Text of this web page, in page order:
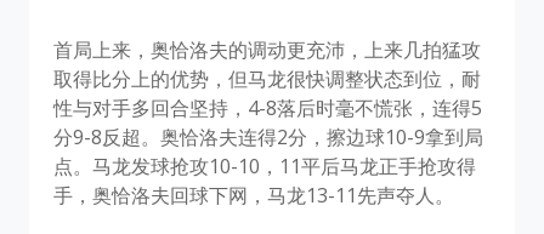
首局上来，奥恰洛夫的调动更充沛，上来几拍猛攻
取得比分上的优势，但马龙很快调整状态到位，耐
性与对手多回合坚持，4-8落后时毫不慌张，连得5
分9-8反超。奥恰洛夫连得2分，擦边球10-9拿到局
点。马龙发球抢攻10-10，11平后马龙正手抢攻得
手，奥恰洛夫回球下网，马龙13-11先声夺人。